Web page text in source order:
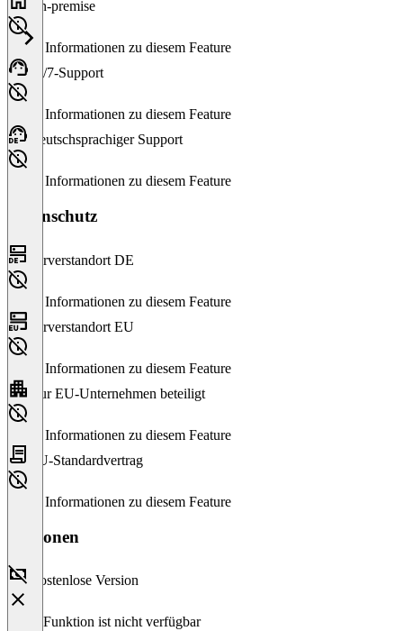
On-premise
Keine Informationen zu diesem Feature
24/7-Support
Keine Informationen zu diesem Feature
Deutschsprachiger Support
Keine Informationen zu diesem Feature
Datenschutz
Serverstandort DE
Keine Informationen zu diesem Feature
Serverstandort EU
Keine Informationen zu diesem Feature
Nur EU-Unternehmen beteiligt
Keine Informationen zu diesem Feature
EU-Standardvertrag
Keine Informationen zu diesem Feature
Versionen
Kostenlose Version
Diese Funktion ist nicht verfügbar